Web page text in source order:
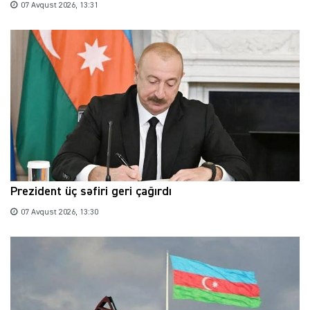
07 Avqust 2026, 13:31
Prezident üç səfiri geri çağırdı
07 Avqust 2026, 13:30